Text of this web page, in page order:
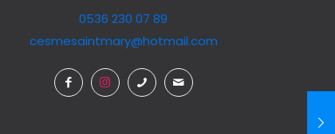
0536 230 07 89
cesmesaintmary@hotmail.com